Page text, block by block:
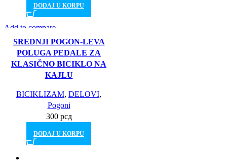
DODAJ U KORPU
Add to compare
Brz pogled
Dodajte želje
SREDNJI POGON-LEVA
POLUGA PEDALE ZA
KLASIČNO BICIKLO NA
KAJLU
BICIKLIZAM, DELOVI,
Pogoni
300 рсд
DODAJ U KORPU